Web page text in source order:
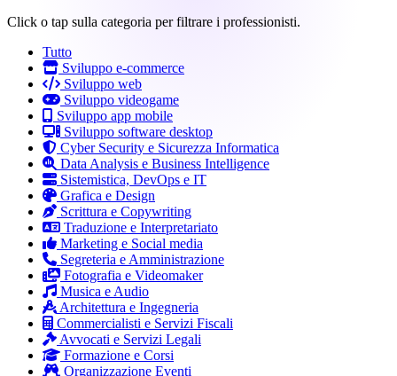
Click o tap sulla categoria per filtrare i professionisti.
Tutto
Sviluppo e-commerce
Sviluppo web
Sviluppo videogame
Sviluppo app mobile
Sviluppo software desktop
Cyber Security e Sicurezza Informatica
Data Analysis e Business Intelligence
Sistemistica, DevOps e IT
Grafica e Design
Scrittura e Copywriting
Traduzione e Interpretariato
Marketing e Social media
Segreteria e Amministrazione
Fotografia e Videomaker
Musica e Audio
Architettura e Ingegneria
Commercialisti e Servizi Fiscali
Avvocati e Servizi Legali
Formazione e Corsi
Organizzazione Eventi